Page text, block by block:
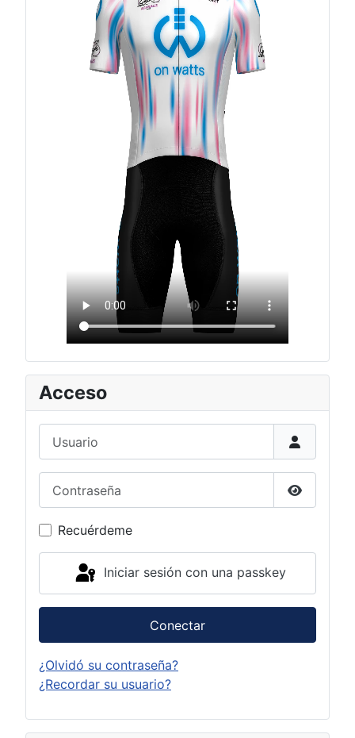
Acceso
Mostrar
Recuérdeme
Iniciar sesión con una passkey
Conectar
¿Olvidó su contraseña?
¿Recordar su usuario?